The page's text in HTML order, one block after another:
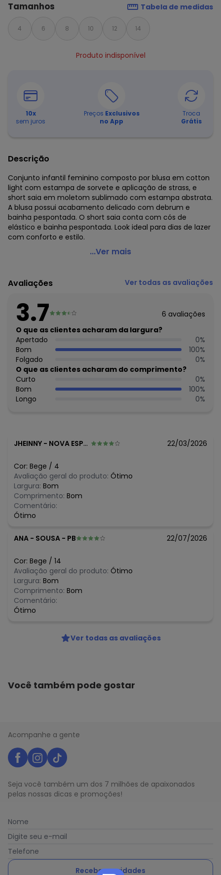
Tamanhos Tabela de medidas
4 6 8 10 12 14
Produto indisponível
10x
sem juros
Preços Exclusivos
no App
Troca
Grátis
Descrição
Conjunto infantil feminino composto por blusa em cotton
light com estampa de sorvete e aplicação de strass, e
short saia em moletom sublimado com estampa abstrata.
A blusa possui acabamento delicado com debrum e
bainha pespontada. O short saia conta com cós de
elástico e bainha pespontada. Look ideal para dias de lazer
com conforto e estilo.
Quimby - Conjunto Blusa e Short-Saia Rosa
Modelagem: Justa
Comprimento da Manga: Curta
Forro: Não
Cinto: Não acompanha
Cintura: Média
Decote Frente : Redondo
Decote Costas: Redondo
Fornecedor: MALHARIA CRISTINA LTDA / CNPJ
82.663.337/0001-43
Feito: Brasil
Cuidados para conservação do produto: Lavar máx. 40°C,
processo normal, com cores semelhantes. Não alvejar.
Tecido: Cotton e moletom sem felp
saia: 50% Algodão e 50% Poliéster
Histórico de preços
O preço apresentado abaixo é o menor oferecido em
algum dia do mês, para o menor tamanho disponível.
junho/2026 N/D*
abril/2026
março/2026
fevereiro/2026
...Ver mais
Avaliações Ver todas as avaliações
3.7 6 avaliações
O que as clientes acharam da largura?
Apertado
0%
Bom
100%
Folgado
0%
O que as clientes acharam do comprimento?
Curto
0%
Bom
100%
Longo
0%
JHEINNY - NOVA ESPERANCA - PR 22/03/2026
Cor: Bege / 4
Avaliação geral do produto: Ótimo
Largura: Bom
Comprimento: Bom
Comentário:
Ótimo
ANA - SOUSA - PB 22/07/2026
Cor: Bege / 14
Avaliação geral do produto: Ótimo
Largura: Bom
Comprimento: Bom
Comentário:
Ótimo
Ver todas as avaliações
Você também pode gostar
Acompanhe a gente
Seja você também um dos 7 milhões de apaixonados
pelas nossas dicas e promoções!
Nome
Digite seu e-mail
Telefone
Receber novidades